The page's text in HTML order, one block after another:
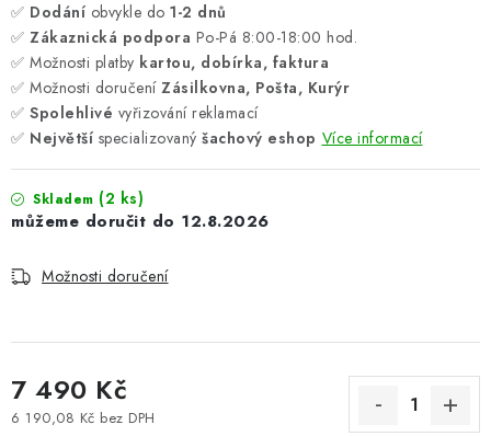
✅ Dodání obvykle do 1-2 dnů
✅ Zákaznická podpora Po-Pá 8:00-18:00 hod.
✅ Možnosti platby kartou, dobírka, faktura
✅ Možnosti doručení Zásilkovna, Pošta, Kurýr
✅ Spolehlivé vyřizování reklamací
✅ Největší specializovaný šachový eshop Více informací
Skladem (2 ks)
12.8.2026
Možnosti doručení
7 490 Kč
6 190,08 Kč bez DPH